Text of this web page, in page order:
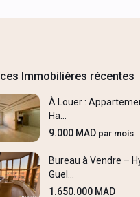
Immobilières récentes
À Louer :
Ha...
9.000 MAD par mois
Bureau à Vendre –
Guel...
1.650.000 MAD